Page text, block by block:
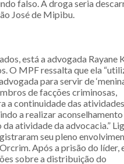
falso. A droga seria
José de Mipibu.
está a advogada Rayane
O MPF ressalta que ela
para servir de
de facções criminosas,
a continuidade das
a realizar
atividade da advocacia.”
seu pleno
Após a prisão do líder,
sobre a distribuição do